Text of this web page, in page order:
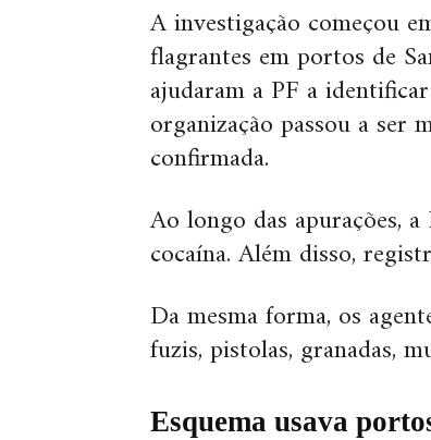
A investigação começou
flagrantes em portos de
ajudaram a PF a
organização passou a ser
confirmada.
Ao longo das apurações,
cocaína. Além disso,
Da mesma forma, os
fuzis, pistolas, granadas,
Esquema usava